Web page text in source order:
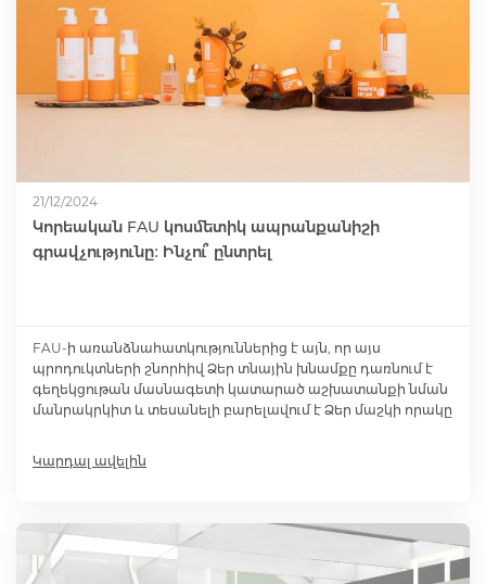
21/12/2024
Կորեական FAU կոսմետիկ ապրանքանիշի
գրավչությունը։ Ինչու՞ ընտրել
FAU-ի առանձնահատկություններից է այն, որ այս
պրոդուկտների շնորհիվ Ձեր տնային խնամքը դառնում է
գեղեկցութան մասնագետի կատարած աշխատանքի նման
մանրակրկիտ և տեսանելի բարելավում է Ձեր մաշկի որակը
Կարդալ ավելին